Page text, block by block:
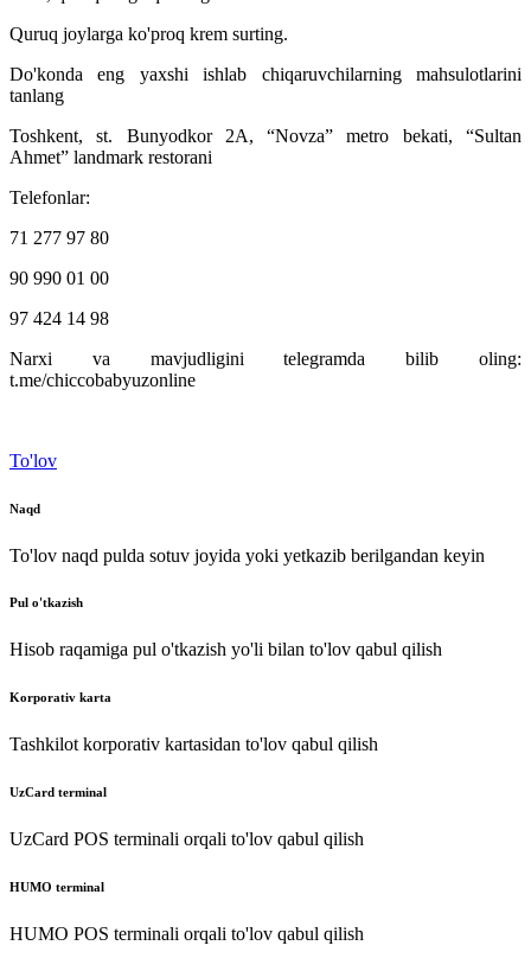
Quruq joylarga ko'proq krem ​​surting.
Do'konda eng yaxshi ishlab chiqaruvchilarning mahsulotlarini
tanlang
Toshkent, st. Bunyodkor 2A, “Novza” metro bekati, “Sultan
Ahmet” landmark restorani
Telefonlar:
71 277 97 80
90 990 01 00
97 424 14 98
Narxi va mavjudligini telegramda bilib oling:
t.me/chiccobabyuzonline
To'lov
Naqd
To'lov naqd pulda sotuv joyida yoki yetkazib berilgandan keyin
Pul o'tkazish
Hisob raqamiga pul o'tkazish yo'li bilan to'lov qabul qilish
Korporativ karta
Tashkilot korporativ kartasidan to'lov qabul qilish
UzCard terminal
UzCard POS terminali orqali to'lov qabul qilish
HUMO terminal
HUMO POS terminali orqali to'lov qabul qilish